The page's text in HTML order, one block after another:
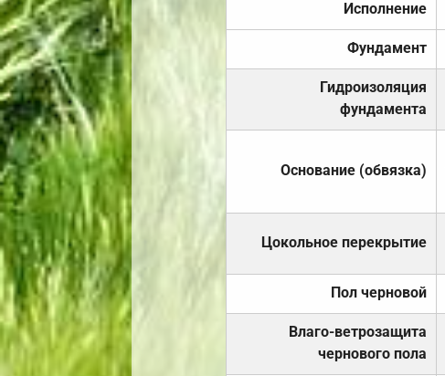
Исполнение
Фундамент
Гидроизоляция
фундамента
Основание (обвязка)
Цокольное перекрытие
Пол черновой
Влаго-ветрозащита
чернового пола